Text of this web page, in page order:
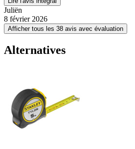
Juliën
8 février 2026
Afficher tous les 38 avis avec évaluation
Alternatives